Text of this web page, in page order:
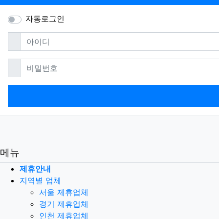
자동로그인
아이디필수
비밀번호필수
메뉴
제휴안내
지역별 업체
서울 제휴업체
경기 제휴업체
인천 제휴업체